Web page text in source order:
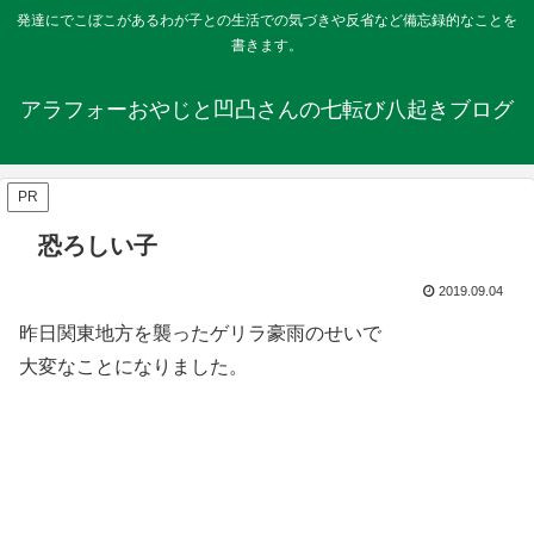
発達にでこぼこがあるわが子との生活での気づきや反省など備忘録的なことを
書きます。
アラフォーおやじと凹凸さんの七転び八起きブログ
PR
恐ろしい子
2019.09.04
昨日関東地方を襲ったゲリラ豪雨のせいで
大変なことになりました。